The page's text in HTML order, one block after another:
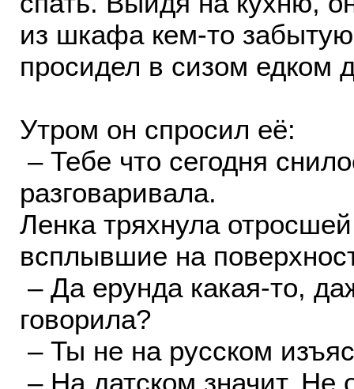
из шкафа кем-то забытую
просидел в сизом едком
Утром он спросил её:
– Тебе что сегодня
разговаривала.
Ленка тряхнула
всплывшие на
– Да ерунда какая-то,
говорила?
– Ты не на русском
– На датском значит.